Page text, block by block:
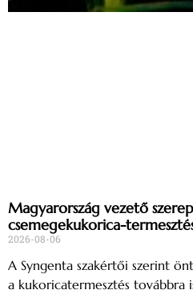
Magyarország vezető
csemegekukorica-
2026-08-06
A Syngenta szakértői szerint
a kukoricatermesztés továbbra